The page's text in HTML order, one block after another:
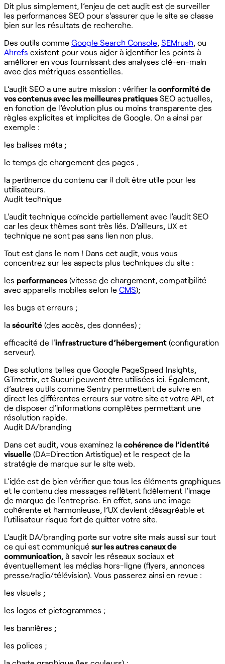
Dit plus simplement, l’enjeu de cet audit est de surveiller
les performances SEO pour s’assurer que le site se classe
bien sur les résultats de recherche.
Des outils comme Google Search Console, SEMrush, ou
Ahrefs existent pour vous aider à identifier les points à
améliorer en vous fournissant des analyses clé-en-main
avec des métriques essentielles.
L’audit SEO a une autre mission : vérifier la conformité de
vos contenus avec les meilleures pratiques SEO actuelles,
en fonction de l’évolution plus ou moins transparente des
règles explicites et implicites de Google. On a ainsi par
exemple :
les balises méta ;
le temps de chargement des pages ,
la pertinence du contenu car il doit être utile pour les
utilisateurs.
Audit technique
L’audit technique coïncide partiellement avec l’audit SEO
car les deux thèmes sont très liés. D’ailleurs, UX et
technique ne sont pas sans lien non plus.
Tout est dans le nom ! Dans cet audit, vous vous
concentrez sur les aspects plus techniques du site :
les performances (vitesse de chargement, compatibilité
avec appareils mobiles selon le CMS);
les bugs et erreurs ;
la sécurité (des accès, des données) ;
efficacité de l'infrastructure d’hébergement (configuration
serveur).
Des solutions telles que Google PageSpeed Insights,
GTmetrix, et Sucuri peuvent être utilisées ici. Également,
d’autres outils comme Sentry permettent de suivre en
direct les différentes erreurs sur votre site et votre API, et
de disposer d’informations complètes permettant une
résolution rapide.
Audit DA/branding
Dans cet audit, vous examinez la cohérence de l’identité
visuelle (DA=Direction Artistique) et le respect de la
stratégie de marque sur le site web.
L’idée est de bien vérifier que tous les éléments graphiques
et le contenu des messages reflètent fidèlement l’image
de marque de l’entreprise. En effet, sans une image
cohérente et harmonieuse, l’UX devient désagréable et
l’utilisateur risque fort de quitter votre site.
L’audit DA/branding porte sur votre site mais aussi sur tout
ce qui est communiqué sur les autres canaux de
communication, à savoir les réseaux sociaux et
éventuellement les médias hors-ligne (flyers, annonces
presse/radio/télévision). Vous passerez ainsi en revue :
les visuels ;
les logos et pictogrammes ;
les bannières ;
les polices ;